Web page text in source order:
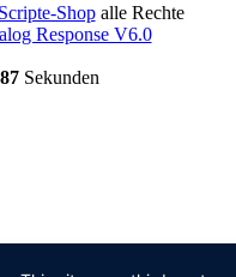
Shopalle Rechte
Response V6.0
Sekunden